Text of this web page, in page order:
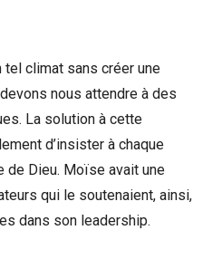
tel climat sans créer une
nous attendre à des
La solution à cette
d’insister à chaque
de Dieu. Moïse avait une
qui le soutenaient, ainsi,
dans son leadership.